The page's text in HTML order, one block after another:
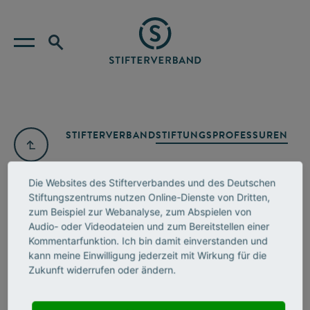
STIFTERVERBANDSTIFTUNGSPROFESSUREN
Die Websites des Stifterverbandes und des Deutschen
Stiftungszentrums nutzen Online-Dienste von Dritten,
zum Beispiel zur Webanalyse, zum Abspielen von
Audio- oder Videodateien und zum Bereitstellen einer
Kommentarfunktion. Ich bin damit einverstanden und
kann meine Einwilligung jederzeit mit Wirkung für die
Zukunft widerrufen oder ändern.